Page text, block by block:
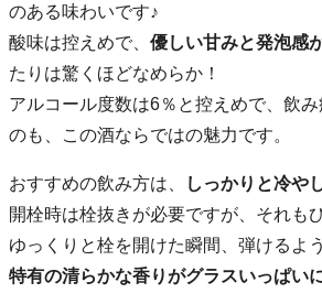
のある味わいです♪
酸味は控えめで、 優しい甘みと発泡感
たりは驚くほどなめらか！
アルコール度数は6％と控えめで、飲
のも、この酒ならではの魅力です。
おすすめの飲み方は、 しっかりと冷や
開栓時は栓抜きが必要ですが、それも
ゆっくりと栓を開けた瞬間、弾けるよ
特有の清らかな香りがグラスいっぱい